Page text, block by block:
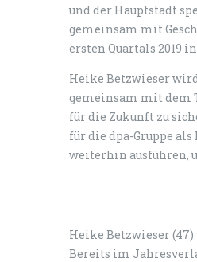
und der Hauptstadt
gemeinsam mit
ersten Quartals 2019
Heike Betzwieser
gemeinsam mit dem
für die Zukunft zu
für die dpa-Gruppe
weiterhin ausführen,
Heike Betzwieser
Bereits im